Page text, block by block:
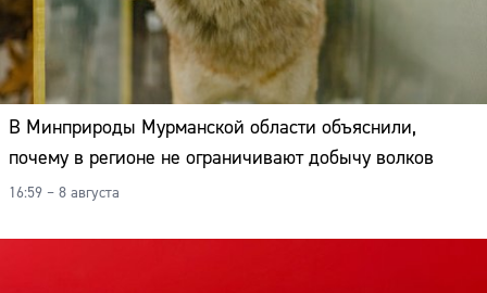
В Минприроды Мурманской области объяснили,
почему в регионе не ограничивают добычу волков
16:59 – 8 августа